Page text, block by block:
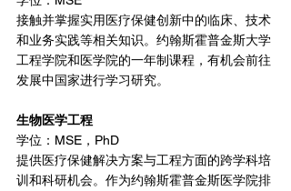
接触并掌握实用医疗保健创新中的临床、技术
和业务实践等相关知识。约翰斯霍普金斯大学
工程学院和医学院的一年制课程，有机会前往
发展中国家进行学习研究。
生物医学工程
学位：MSE，PhD
提供医疗保健解决方案与工程方面的跨学科培
训和科研机会。作为约翰斯霍普金斯医学院排